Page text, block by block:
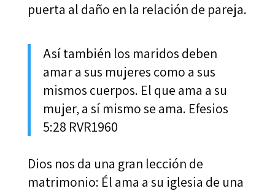
puerta al daño en la relación de pareja.
Así también los maridos deben
amar a sus mujeres como a sus
mismos cuerpos. El que ama a su
mujer, a sí mismo se ama. Efesios
5:28 RVR1960
Dios nos da una gran lección de
matrimonio: Él ama a su iglesia de una